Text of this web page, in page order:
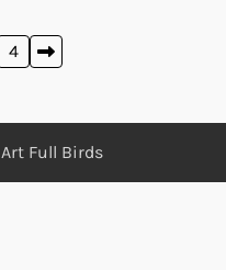
4
Art Full Birds